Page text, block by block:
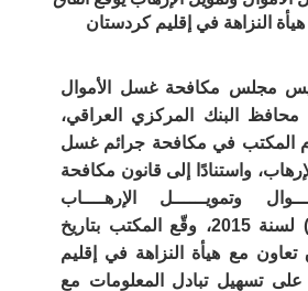
النزاهة في إقليم كردستان
مجلس مكافحة غسل الأموال
محافظ البنك المركزي العراقي،
المكتب في مكافحة جرائم غسل
واستنادًا إلى قانون مكافحة
وتمويــــــل الإرهــــاب
رقــــــــــم (39) لسنة 2015، وقّع المكتب بتاريخ
اتفاق تعاون مع هيأة النزاهة في إقليم
تسهيل تبادل المعلومات مع